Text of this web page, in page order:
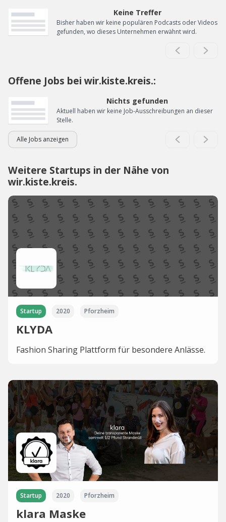
Keine Treffer
Bisher haben wir keine populären Podcasts oder Videos
gefunden, wo dieses Unternehmen erwähnt wird.
Offene Jobs bei wir.kiste.kreis.:
Nichts gefunden
Aktuell haben wir keine Job-Ausschreibungen an dieser
Stelle.
Alle Jobs anzeigen
Weitere Startups in der Nähe von
wir.kiste.kreis.
Startup 2020 Pforzheim
KLYDA
Fashion Sharing Plattform für besondere Anlässe.
Startup 2020 Pforzheim
klara Maske